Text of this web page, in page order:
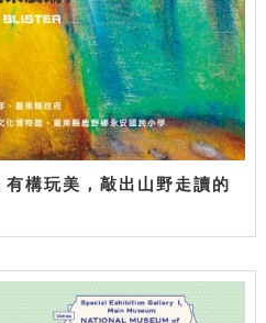
有構玩美，敲出山野走讀的